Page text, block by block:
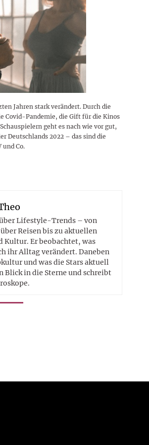
Jahren stark verändert. Durch die
Covid-Pandemie, die Gift für die Kinos
geht es nach wie vor gut,
Deutschlands 2022 – das sind die
und Co.
Lifestyle-Trends – von
Reisen bis zu aktuellen
Kultur. Er beobachtet, was
ihr Alltag verändert. Daneben
und was die Stars aktuell
in die Sterne und schreibt